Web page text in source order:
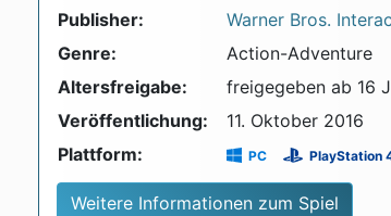
Publisher:
Warner Bros.
Genre:
Action-Adventure
Altersfreigabe:
freigegeben ab 16
Veröffentlichung:
11. Oktober 2016
Plattform:
PC PlayStation
Weitere Informationen zum Spiel